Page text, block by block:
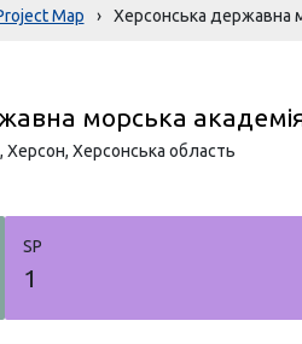
Map › Херсонська державна
морська
Херсон, Херсонська область
SP
1